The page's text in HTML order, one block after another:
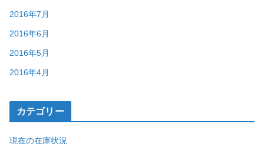
2016年7月
2016年6月
2016年5月
2016年4月
カテゴリー
現在の在庫状況